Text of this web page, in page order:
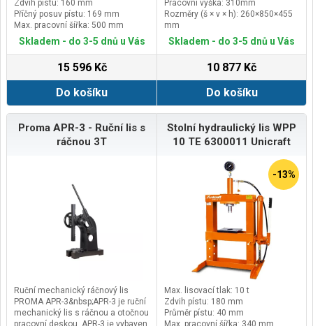
Zdvih pístu: 160 mm
Příčný posuv pístu: 169 mm
Max. pracovní šířka: 500 mm
Skladem - do 3-5 dnů u Vás
15 596 Kč
Do košíku
Pracovní výška: 310mm
Rozměry (š × v × h): 260×850×455
mm
Hmotnost: 55 kg
Skladem - do 3-5 dnů u Vás
10 877 Kč
Do košíku
Proma APR-3 - Ruční lis s
ráčnou 3T
Ruční mechanický ráčnový lis
PROMA APR-3&nbsp;APR-3 je ruční
mechanický lis s ráčnou a otočnou
pracovní deskou. APR-3 je vybaven
Stolní hydraulický lis WPP
10 TE 6300011 Unicraft
-13%
Max. lisovací tlak: 10 t
Zdvih pístu: 180 mm
Průměr pístu: 40 mm
Max. pracovní šířka: 340 mm